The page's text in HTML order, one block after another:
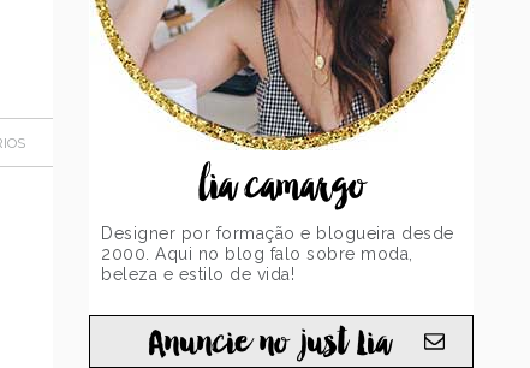
lia camargo
Designer por formação e blogueira desde
2000. Aqui no blog falo sobre moda,
beleza e estilo de vida!
Anuncie no just Lia